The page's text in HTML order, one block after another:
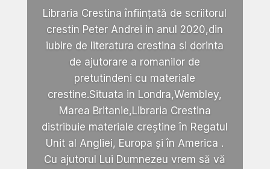
Libraria Crestina înființată de scriitorul
crestin Peter Andrei in anul 2020,din
iubire de literatura crestina si dorinta
de ajutorare a romanilor de
pretutindeni cu materiale
crestine.Situata in Londra,Wembley,
Marea Britanie,Libraria Crestina
distribuie materiale creștine în Regatul
Unit al Angliei, Europa și în America .
Cu ajutorul Lui Dumnezeu vrem să vă